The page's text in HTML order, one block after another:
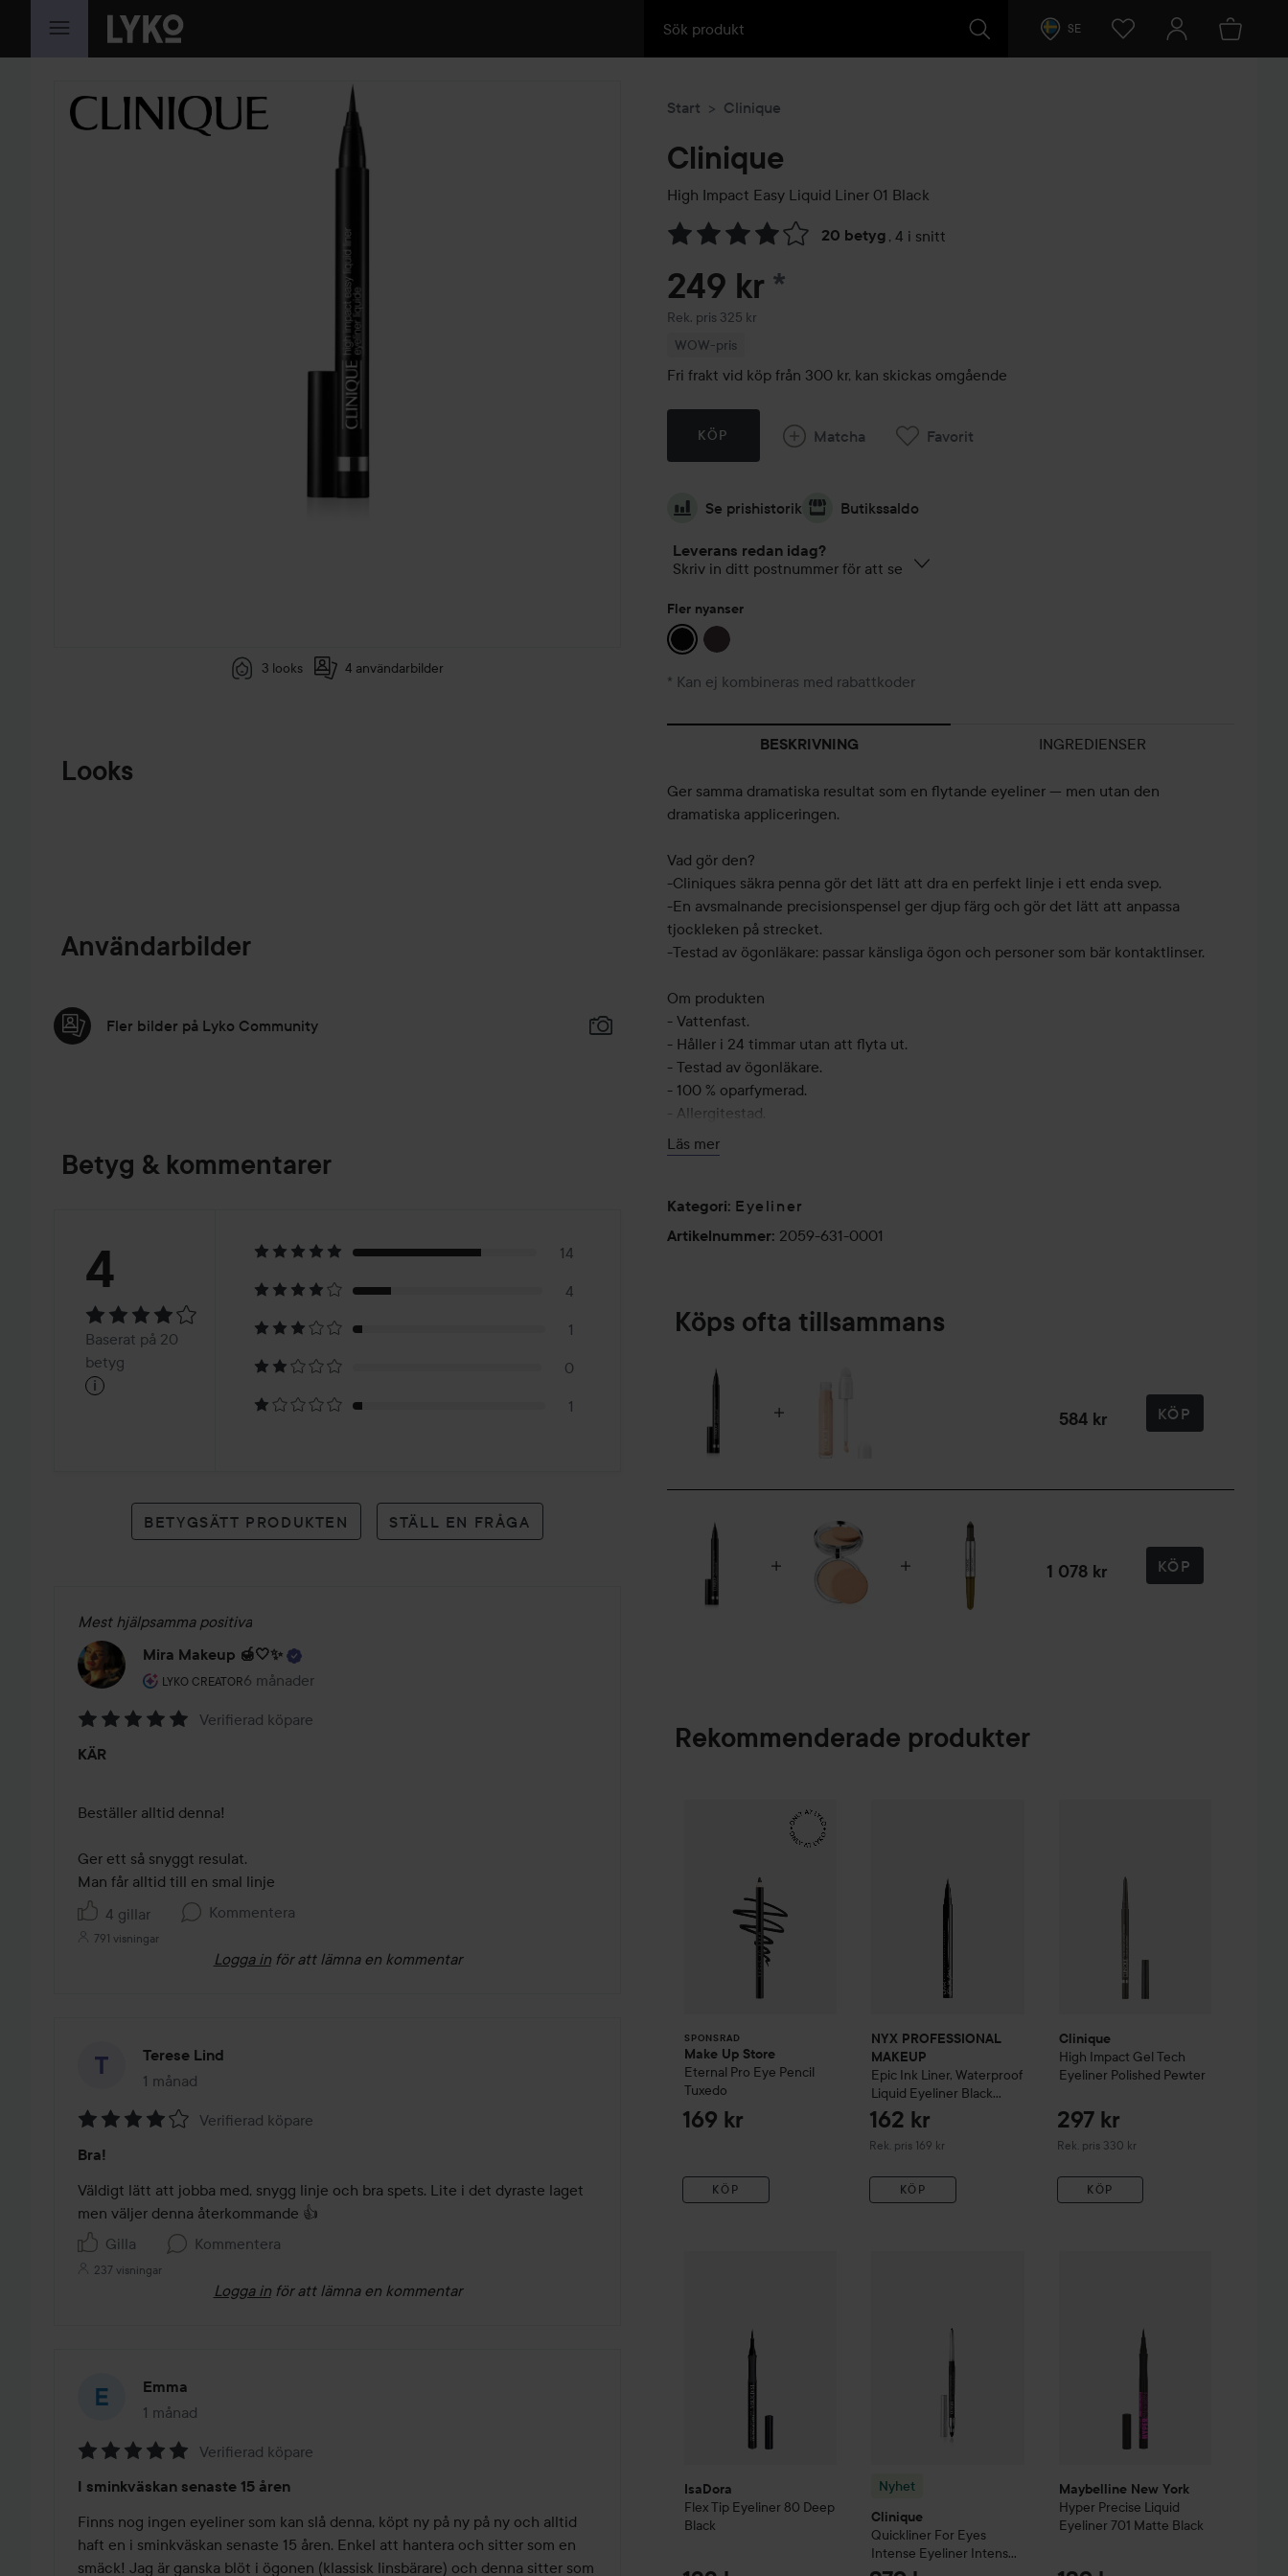
HOPPA TILL INNEHÅLLET SE
3 looks 4 användarbilder
Looks
Användarbilder
Fler bilder på Lyko Community
Betyg & kommentarer
Betyg:
4Baserat
på
betyg
4
Baserat på 20
betyg
i
14
4
1
0
1
BETYGSÄTT PRODUKTEN STÄLL EN FRÅGA
Mest hjälpsamma positiva
Mira Makeup 🍯🤍✨
LYKO CREATOR
Användarens roll: Lyko Creator.
6 månader
Inlägget skapades 6 månader
5
5
Verifierad köpare
KÄR
Beställer alltid denna!
Ger ett så snyggt resulat.
Man får alltid till en smal linje
4 gillar
Kommentera
791 visningar
Logga in för att lämna en kommentar
Terese Lind
1 månad
Inlägget skapades 1 månad
4
av
5
Verifierad köpare
Bra!
Väldigt lätt att jobba med, snygg linje och bra spets. Lite i det dyraste laget
men väljer denna återkommande 👍
Gilla
Kommentera
237 visningar
Logga in för att lämna en kommentar
Emma
1 månad
Inlägget skapades 1 månad
5
av
5
Verifierad köpare
I sminkväskan senaste 15 åren
Finns nog ingen eyeliner som kan slå denna, köpt ny på ny på ny och alltid
haft en i sminkväskan senaste 15 åren. Enkel att hantera och sitter som en
smäck! Jag är ganska blöt i ögonen (klassisk linsbärare) och denna sitter som
Start Clinique
Clinique
High Impact Easy Liquid Liner 01 Black
20 betyg , 4 i snitt
Hoppa till Betyg & kommentarer
249 kr *
Rek. pris 325 kr
Rekommenderat pris 325 kr
WOW-pris
Fri frakt vid köp från 300 kr, kan skickas omgående
KÖP Matcha Favorit
Se prishistorik Butikssaldo
Leverans redan idag?
Skriv in ditt postnummer för att se
Fler nyanser
* Kan ej kombineras med rabattkoder
BESKRIVNING INGREDIENSER
Ger samma dramatiska resultat som en flytande eyeliner — men utan den
dramatiska appliceringen.
Vad gör den?
-Cliniques säkra penna gör det lätt att dra en perfekt linje i ett enda svep.
-En avsmalnande precisionspensel ger djup färg och gör det lätt att anpassa
tjockleken på strecket.
-Testad av ögonläkare: passar känsliga ögon och personer som bär kontaktlinser.
Om produkten
- Vattenfast.
- Håller i 24 timmar utan att flyta ut.
- Testad av ögonläkare.
- 100 % oparfymerad.
- Allergitestad.
- Lämplig för personer med känsliga ögon.
- Passar även personer som bär kontaktlinser.
Passar alla hudtyper.
670 ml
Läs mer
Kategori: Eyeliner
Artikelnummer: 2059-631-0001
Köps ofta tillsammans
584 kr KÖP
1 078 kr KÖP
Rekommenderade produkter
SPONSRAD
Make Up Store
Eternal Pro Eye Pencil
Tuxedo
169 kr
KÖP
Make Up Store
NYX PROFESSIONAL
MAKEUP
Epic Ink Liner, Waterproof
Liquid Eyeliner Black
Black
162 kr
Rek. pris 169 kr
Rekommenderat pris 169 kr
KÖP
Clinique
High Impact Gel Tech
Eyeliner Polished Pewter
297 kr
Rek. pris 330 kr
Rekommenderat pris 330 kr
KÖP
IsaDora
Flex Tip Eyeliner 80 Deep
Black
Nyhet
Clinique
Quickliner For Eyes
Intense Eyeliner Intense
Ebony
Maybelline New York
Hyper Precise Liquid
Eyeliner 701 Matte Black